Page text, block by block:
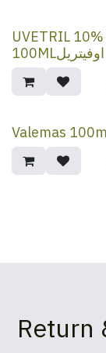
UVETRIL 10%
100MLاوفيتريل
Return